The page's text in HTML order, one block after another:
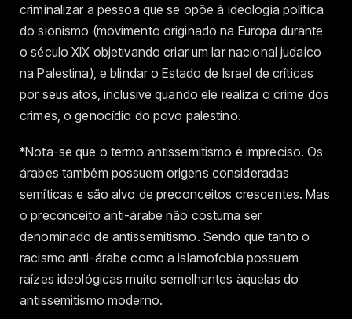
criminalizar a pessoa que se opõe à ideologia política
do sionismo (movimento originado na Europa durante
o século XIX objetivando criar um lar nacional judaico
na Palestina), e blindar o Estado de Israel de críticas
por seus atos, inclusive quando ele realiza o crime dos
crimes, o genocídio do povo palestino.
*Nota-se que o termo antissemitismo é impreciso. Os
árabes também possuem origens consideradas
semíticas e são alvo de preconceitos crescentes. Mas
o preconceito anti-árabe não costuma ser
denominado de antissemitismo. Sendo que tanto o
racismo anti-árabe como a islamofobia possuem
raízes ideológicas muito semelhantes àquelas do
antissemitismo moderno.